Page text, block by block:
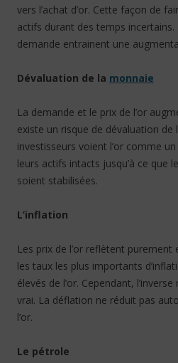
vers l’achat d’or. Cette façon de
actifs durant des temps
demande entrainent une
Dévaluation de la monnaie
La demande et le prix de l’or
existe un risque de dévaluation de
investisseurs voient l’or comme
leurs actifs intacts jusqu’à ce que
soient stabilisées.
L’inflation
Les prix de l’or reflètent purement
les taux les plus importants
élevés de l’or. Cependant,
vrai. La déflation ne réduit pas
l’or.
Le pétrole